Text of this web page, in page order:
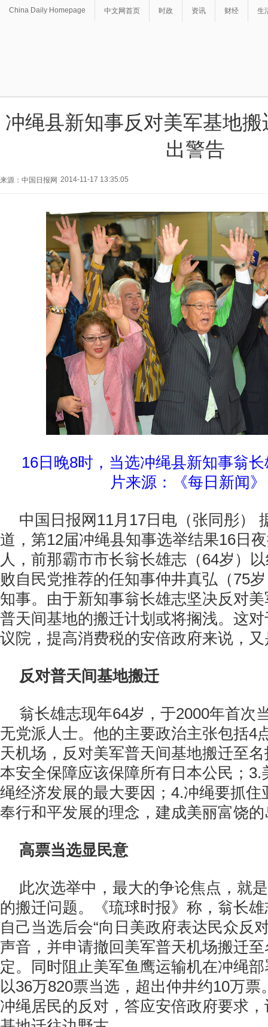
China Daily Homepage 中文网首页 时政 资讯 财经 生
冲绳县新知事反对美军基地
出警告
来源：中国日报网 2014-11-17 13:35:05
16日晚8时，当选冲绳县新知事翁
片来源：《每日新闻
中国日报网11月17日电（张同彤）
道，第12届冲绳县知事选举结果16日
人，前那霸市市长翁长雄志（64岁）
败自民党推荐的任知事仲井真弘（75
知事。由于新知事翁长雄志坚决反对
普天间基地的搬迁计划或将搁浅。这
议院，提高消费税的安倍政府来说，
反对普天间基地搬迁
翁长雄志现年64岁，于2000年首次
无党派人士。他的主要政治主张包括4
天机场，反对美军普天间基地搬迁至
本安全保障应该保障所有日本公民；3.
绳经济发展的最大要因；4.冲绳要抓住
奉行和平发展的理念，建成美丽富饶
高票当选显民意
此次选举中，最大的争论焦点，就
的搬迁问题。《琉球时报》称，翁长
自己当选后会“向日美政府表达民众反
声音，并申请撤回美军普天机场搬迁
定。同时阻止美军鱼鹰运输机在冲绳
以36万820票当选，超出仲井约10万票
冲绳居民的反对，答应安倍政府要求